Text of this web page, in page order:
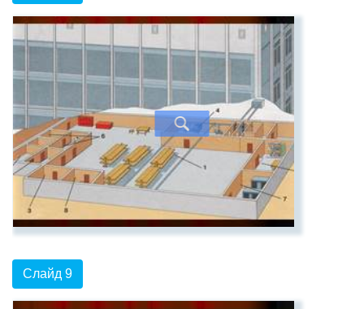
Слайд 9